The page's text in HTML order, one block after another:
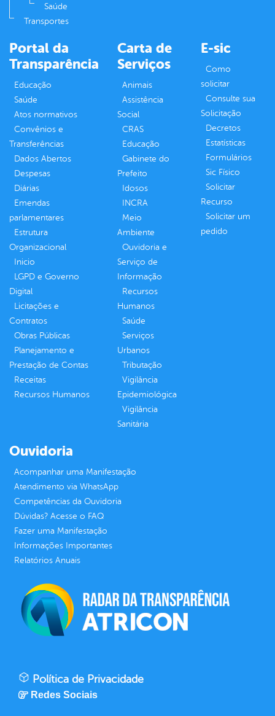
Saúde
Transportes
Portal da
Transparência
Educação
Saúde
Atos normativos
Convênios e
Transferências
Dados Abertos
Despesas
Diárias
Emendas
parlamentares
Estrutura
Organizacional
Inicio
LGPD e Governo
Digital
Licitações e
Contratos
Obras Públicas
Planejamento e
Prestação de Contas
Receitas
Recursos Humanos
Carta de
Serviços
Animais
Assistência
Social
CRAS
Educação
Gabinete do
Prefeito
Idosos
INCRA
Meio
Ambiente
Ouvidoria e
Serviço de
Informação
Recursos
Humanos
Saúde
Serviços
Urbanos
Tributação
Vigilância
Epidemiológica
Vigilância
Sanitária
E-sic
Como
solicitar
Consulte sua
Solicitação
Decretos
Estatísticas
Formulários
Sic Físico
Solicitar
Recurso
Solicitar um
pedido
Ouvidoria
Acompanhar uma Manifestação
Atendimento via WhatsApp
Competências da Ouvidoria
Dúvidas? Acesse o FAQ
Fazer uma Manifestação
Informações Importantes
Relatórios Anuais
Política de Privacidade
Redes Sociais